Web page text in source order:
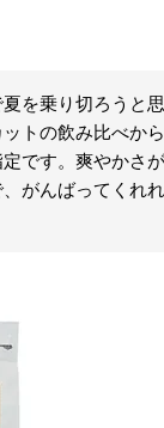
を乗り切ろうと思
トの飲み比べか
です。爽やかさ
がんばってくれ